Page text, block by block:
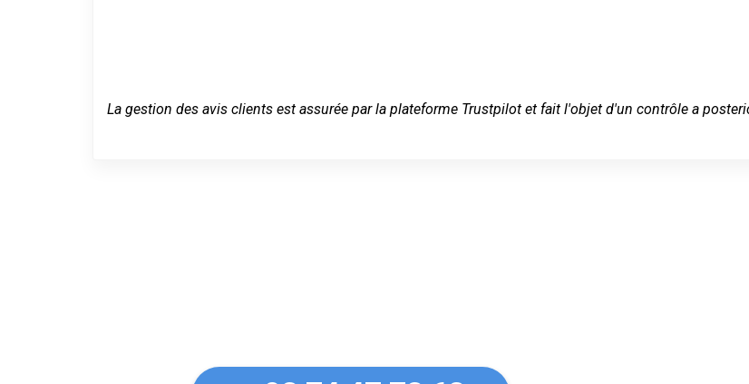
La gestion des avis clients est assurée par la plateforme Trustpilot et fait l'objet d'un contrôle a